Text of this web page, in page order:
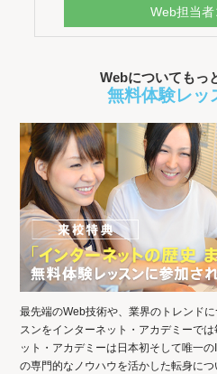
Web担当者
Webについてもっ
無料体験レッ
最先端のWeb技術や、業界のトレンド
スンをインターネット・アカデミーで
ット・アカデミーは日本初そして唯一
の専門的なノウハウを活かした転身に